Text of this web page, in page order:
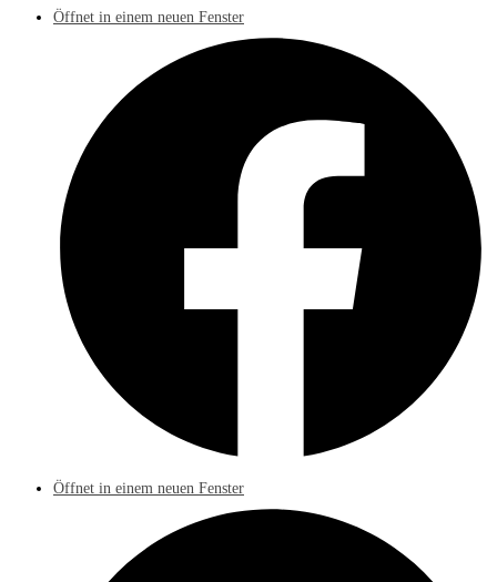
Öffnet in einem neuen Fenster
Öffnet in einem neuen Fenster